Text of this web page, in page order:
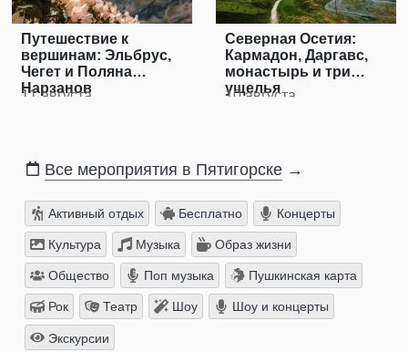
Путешествие к
вершинам: Эльбрус,
Чегет и Поляна
Нарзанов
11 августа
Северная Осетия:
Кармадон, Даргавс,
монастырь и три
ущелья
10 августа
Все мероприятия в Пятигорске →
Активный отдых Бесплатно Концерты
Культура Музыка Образ жизни
Общество Поп музыка Пушкинская карта
Рок Театр Шоу Шоу и концерты
Экскурсии